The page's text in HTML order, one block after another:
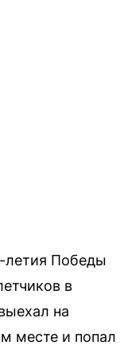
летия Победы
в
на
месте и попал